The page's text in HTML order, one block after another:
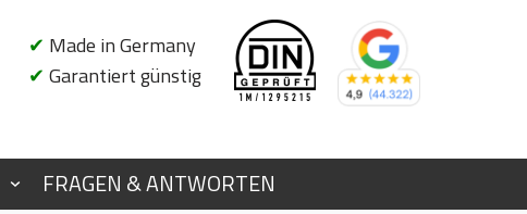
✔ Made in Germany
✔ Garantiert günstig
FRAGEN & ANTWORTEN